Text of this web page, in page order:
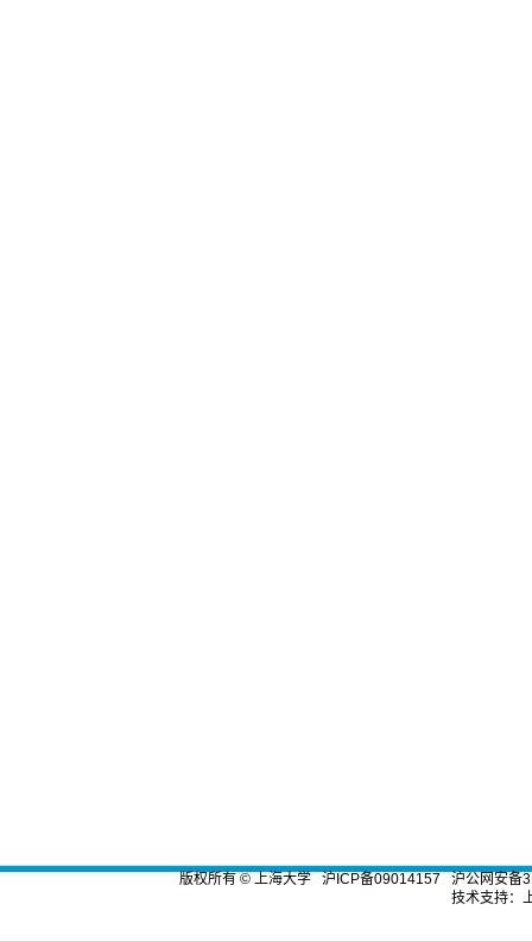
版权所有 © 上海大学 沪ICP备09014157
沪公网安备
技术支持：